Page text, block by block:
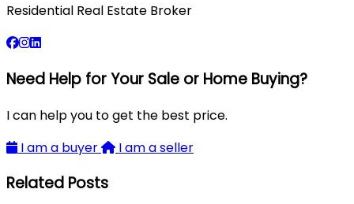
Residential Real Estate Broker
Need Help for Your Sale or Home Buying?
I can help you to get the best price.
I am a buyer
I am a seller
Related Posts